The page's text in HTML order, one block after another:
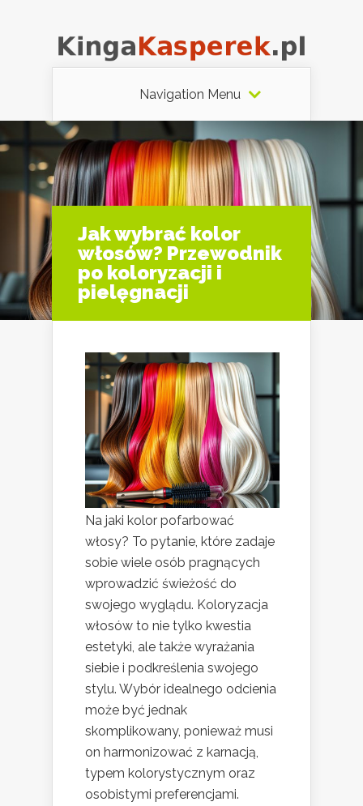
Navigation Menu
Jak wybrać kolor
włosów? Przewodnik
po koloryzacji i
pielęgnacji
Na jaki kolor pofarbować
włosy? To pytanie, które zadaje
sobie wiele osób pragnących
wprowadzić świeżość do
swojego wyglądu. Koloryzacja
włosów to nie tylko kwestia
estetyki, ale także wyrażania
siebie i podkreślenia swojego
stylu. Wybór idealnego odcienia
może być jednak
skomplikowany, ponieważ musi
on harmonizować z karnacją,
typem kolorystycznym oraz
osobistymi preferencjami.